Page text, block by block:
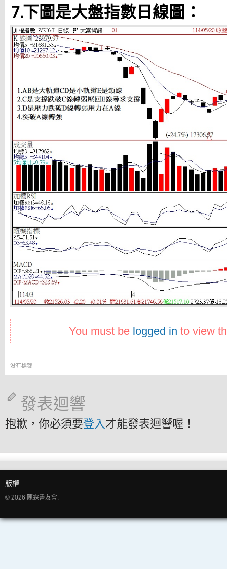
7.下圖是大盤指數日線圖：
You must be logged in to view
没有標籤
發表迴響
抱歉，你必須要登入才能發表迴響喔！
版權
© 2026 陳霖書友會.